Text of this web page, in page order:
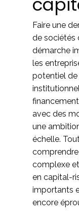
Faire une
de sociétés
démarche
les
potentiel de
avec des
une
échelle.
complexe
en capital-
importants
encore